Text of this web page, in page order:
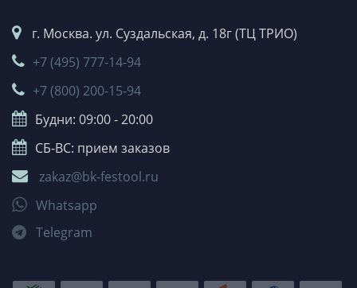
г. Москва. ул. Суздальская, д. 18г (ТЦ ТРИО)
+7 (495) 777-14-94
+7 (800) 200-15-94
Будни: 09:00 - 20:00
СБ-ВС: прием заказов
zakaz@bk-festool.ru
Whatsapp
Telegram